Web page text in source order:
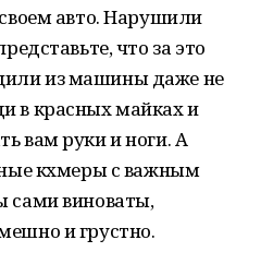
авто. Нарушили
что за это
из машины даже не
в красных майках и
вам руки и ноги. А
кхмеры с важным
сами виноваты,
и грустно.